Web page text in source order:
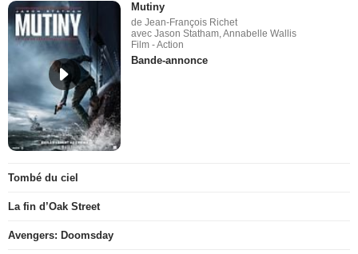
Mutiny
de Jean-François Richet
avec Jason Statham, Annabelle Wallis
Film - Action
Bande-annonce
Tombé du ciel
La fin d’Oak Street
Avengers: Doomsday